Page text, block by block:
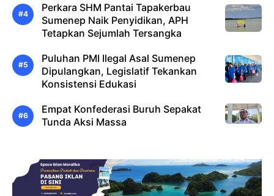
Perkara SHM Pantai Tapakerbau
Sumenep Naik Penyidikan, APH
Tetapkan Sejumlah Tersangka
Puluhan PMI Ilegal Asal Sumenep
Dipulangkan, Legislatif Tekankan
Konsistensi Edukasi
Empat Konfederasi Buruh Sepakat
Tunda Aksi Massa